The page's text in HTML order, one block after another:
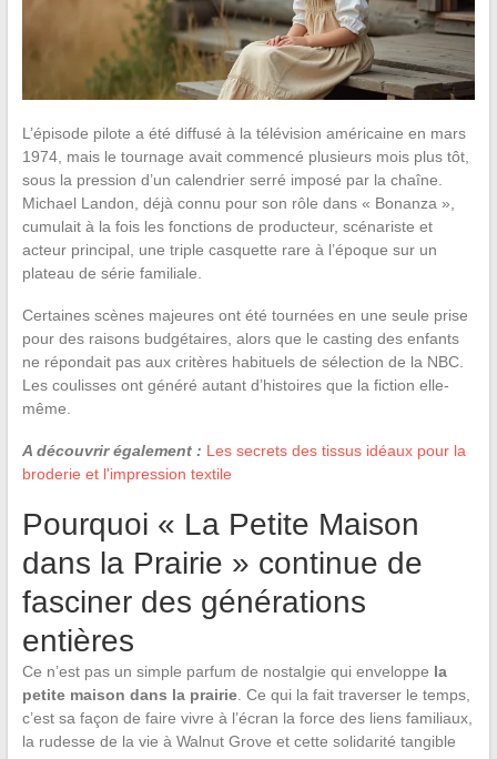
L’épisode pilote a été diffusé à la télévision américaine en mars
1974, mais le tournage avait commencé plusieurs mois plus tôt,
sous la pression d’un calendrier serré imposé par la chaîne.
Michael Landon, déjà connu pour son rôle dans « Bonanza »,
cumulait à la fois les fonctions de producteur, scénariste et
acteur principal, une triple casquette rare à l’époque sur un
plateau de série familiale.
Certaines scènes majeures ont été tournées en une seule prise
pour des raisons budgétaires, alors que le casting des enfants
ne répondait pas aux critères habituels de sélection de la NBC.
Les coulisses ont généré autant d’histoires que la fiction elle-
même.
A découvrir également : Les secrets des tissus idéaux pour la
broderie et l'impression textile
Pourquoi « La Petite Maison
dans la Prairie » continue de
fasciner des générations
entières
Ce n’est pas un simple parfum de nostalgie qui enveloppe la
petite maison dans la prairie. Ce qui la fait traverser le temps,
c’est sa façon de faire vivre à l’écran la force des liens familiaux,
la rudesse de la vie à Walnut Grove et cette solidarité tangible